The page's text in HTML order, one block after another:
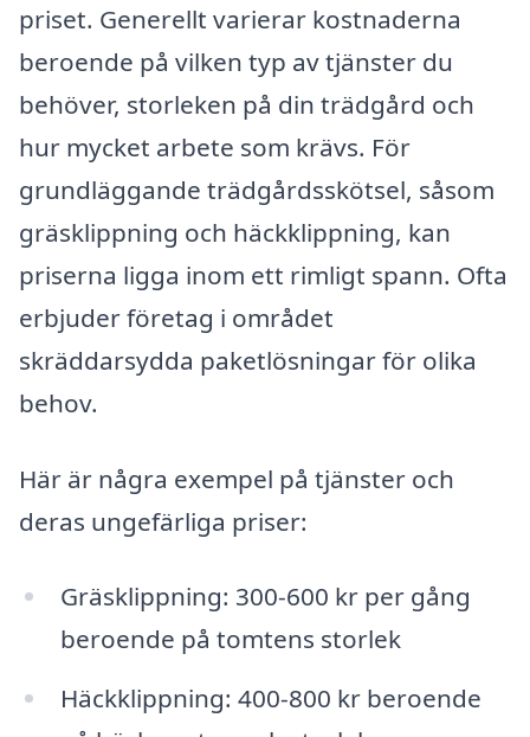
priset. Generellt varierar kostnaderna
beroende på vilken typ av tjänster du
behöver, storleken på din trädgård och
hur mycket arbete som krävs. För
grundläggande trädgårdsskötsel, såsom
gräsklippning och häckklippning, kan
priserna ligga inom ett rimligt spann. Ofta
erbjuder företag i området
skräddarsydda paketlösningar för olika
behov.
Här är några exempel på tjänster och
deras ungefärliga priser:
Gräsklippning: 300-600 kr per gång
beroende på tomtens storlek
Häckklippning: 400-800 kr beroende